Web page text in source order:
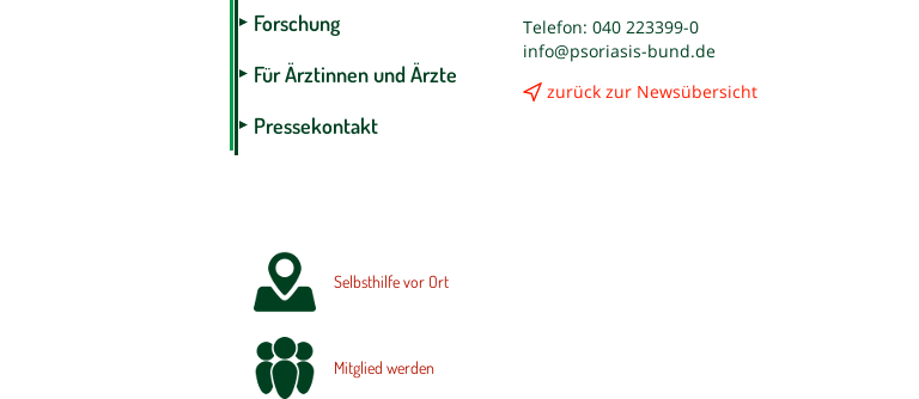
Forschung
Für Ärztinnen und Ärzte
Pressekontakt
Selbsthilfe vor Ort
Mitglied werden
Telefon: 040 223399-0
info@psoriasis-bund.de
zurück zur Newsübersicht